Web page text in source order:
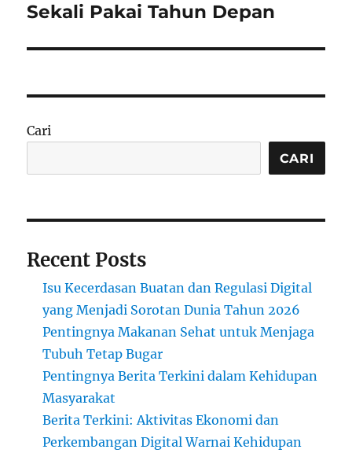
post:
Sekali Pakai Tahun Depan
Cari
CARI
Recent Posts
Isu Kecerdasan Buatan dan Regulasi Digital
yang Menjadi Sorotan Dunia Tahun 2026
Pentingnya Makanan Sehat untuk Menjaga
Tubuh Tetap Bugar
Pentingnya Berita Terkini dalam Kehidupan
Masyarakat
Berita Terkini: Aktivitas Ekonomi dan
Perkembangan Digital Warnai Kehidupan